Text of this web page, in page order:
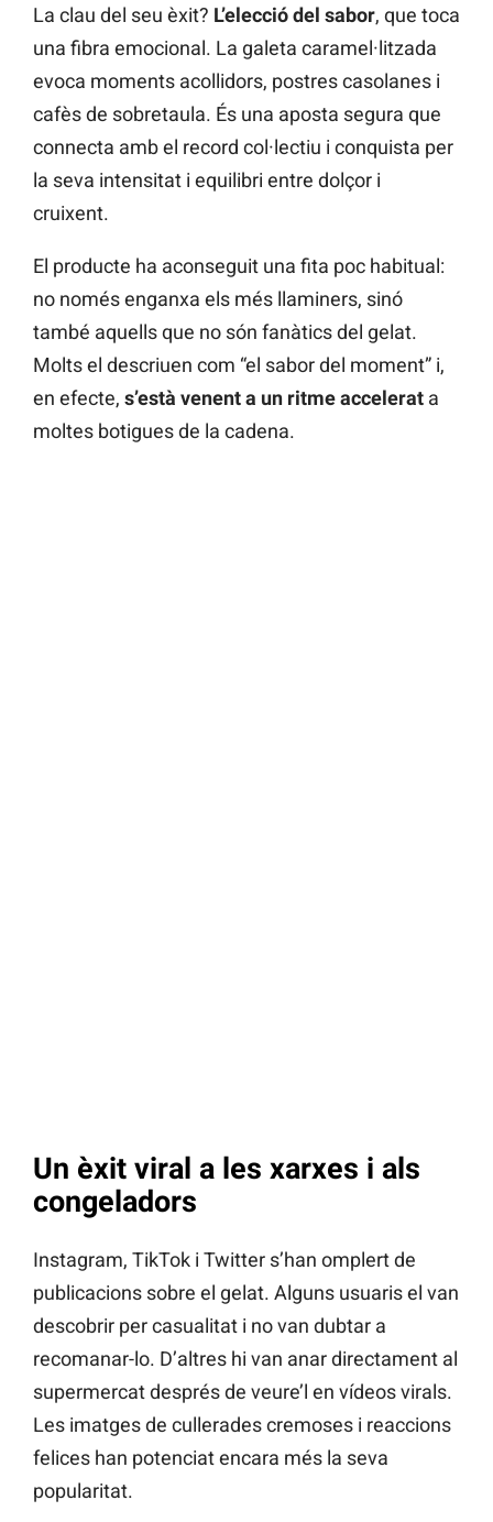
La clau del seu èxit? L’elecció del sabor, que toca
una fibra emocional. La galeta caramel·litzada
evoca moments acollidors, postres casolanes i
cafès de sobretaula. És una aposta segura que
connecta amb el record col·lectiu i conquista per
la seva intensitat i equilibri entre dolçor i
cruixent.
El producte ha aconseguit una fita poc habitual:
no només enganxa els més llaminers, sinó
també aquells que no són fanàtics del gelat.
Molts el descriuen com “el sabor del moment” i,
en efecte, s’està venent a un ritme accelerat a
moltes botigues de la cadena.
Un èxit viral a les xarxes i als
congeladors
Instagram, TikTok i Twitter s’han omplert de
publicacions sobre el gelat. Alguns usuaris el van
descobrir per casualitat i no van dubtar a
recomanar-lo. D’altres hi van anar directament al
supermercat després de veure’l en vídeos virals.
Les imatges de cullerades cremoses i reaccions
felices han potenciat encara més la seva
popularitat.